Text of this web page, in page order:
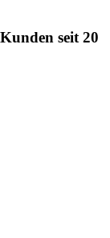
seit 20